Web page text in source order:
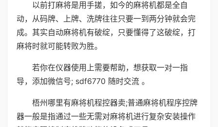
以前打麻将是用手搓，如今的麻将机都是全自
动，从码牌、上牌、洗牌往往只要一到两分钟就会完
成。其实自动麻将机有破绽，只要懂得了这破绽，打
麻将时就可能转败为胜。
若你在仪器使用上需要帮助，想获取一对一指
导，添加微信号; sdf6770 随时交流 。
梧州哪里有麻将机程控器卖;普通麻将机程序控牌
器一般是指通过一些无需对麻将机进行复杂安装操作